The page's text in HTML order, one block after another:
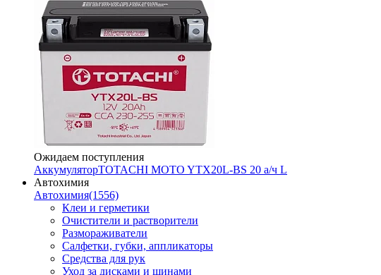
Ожидаем поступления
АккумуляторTOTACHI MOTO YTX20L-BS 20 а/ч L
Автохимия
Автохимия(1556)
Клеи и герметики
Очистители и растворители
Размораживатели
Салфетки, губки, аппликаторы
Средства для рук
Уход за дисками и шинами